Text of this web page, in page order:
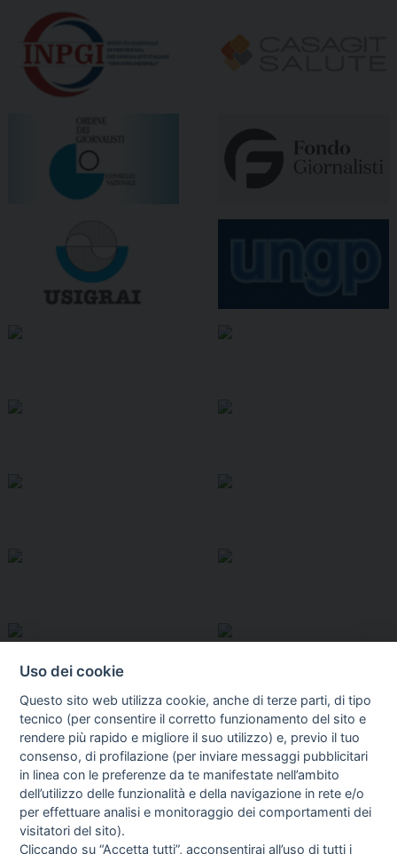
I libri Vedi tutti
Uso dei cookie
Questo sito web utilizza cookie, anche di terze parti, di tipo
tecnico (per consentire il corretto funzionamento del sito e
rendere più rapido e migliore il suo utilizzo) e, previo il tuo
consenso, di profilazione (per inviare messaggi pubblicitari
in linea con le preferenze da te manifestate nell’ambito
dell’utilizzo delle funzionalità e della navigazione in rete e/o
per effettuare analisi e monitoraggio dei comportamenti dei
visitatori del sito).
Cliccando su “Accetta tutti”, acconsentirai all’uso di tutti i